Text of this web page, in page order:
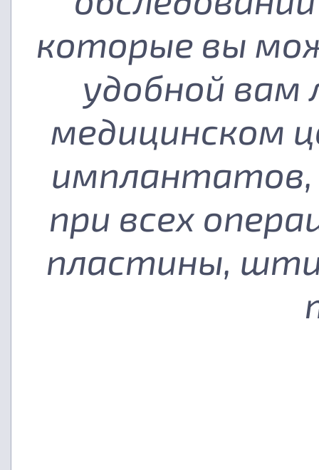
которые вы
удобной вам
медицинском
при всех
пластины,